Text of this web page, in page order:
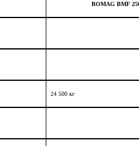
BOMAG BMF
24 500 кг